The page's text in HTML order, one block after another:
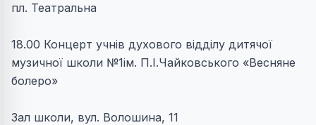
пл. Театральна
18.00 Концерт учнів духового відділу дитячої
музичної школи №1ім. П.І.Чайковського «Весняне
болеро»
Зал школи, вул. Волошина, 11